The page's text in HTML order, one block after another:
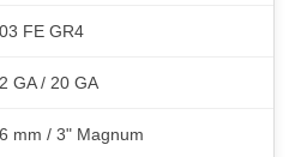
FE GR4
GA / 20 GA
mm / 3" Magnum